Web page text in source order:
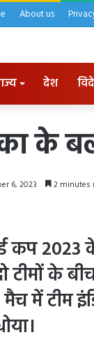
About us
देश
के
6, 2023 2 minutes
कप 2023
के
में टीम